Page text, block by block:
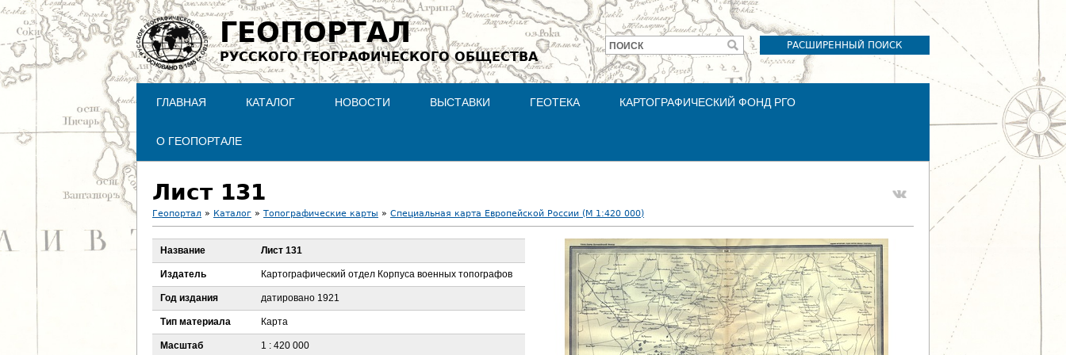
Jump to navigation
ГЕОПОРТАЛ
РУССКОГО ГЕОГРАФИЧЕСКОГО ОБЩЕСТВА
РАСШИРЕННЫЙ ПОИСК
Форма
поиска
ПОИСК
ГЛАВНАЯ КАТАЛОГ НОВОСТИ ВЫСТАВКИ ГЕОТЕКА КАРТОГРАФИЧЕСКИЙ ФОНД РГО
О ГЕОПОРТАЛЕ
Лист 131
В
ы
д
Геопортал » Каталог » Топографические карты » Специальная карта Европейской России (М 1:420 000)
Название Лист 131
Издатель Картографический отдел Корпуса военных топографов
Год издания датировано 1921
Тип материала Карта
Масштаб 1 : 420 000